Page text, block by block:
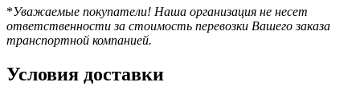
*Уважаемые покупатели! Наша организация не несет
ответственности за стоимость перевозки Вашего заказа
транспортной компанией.
Условия доставки